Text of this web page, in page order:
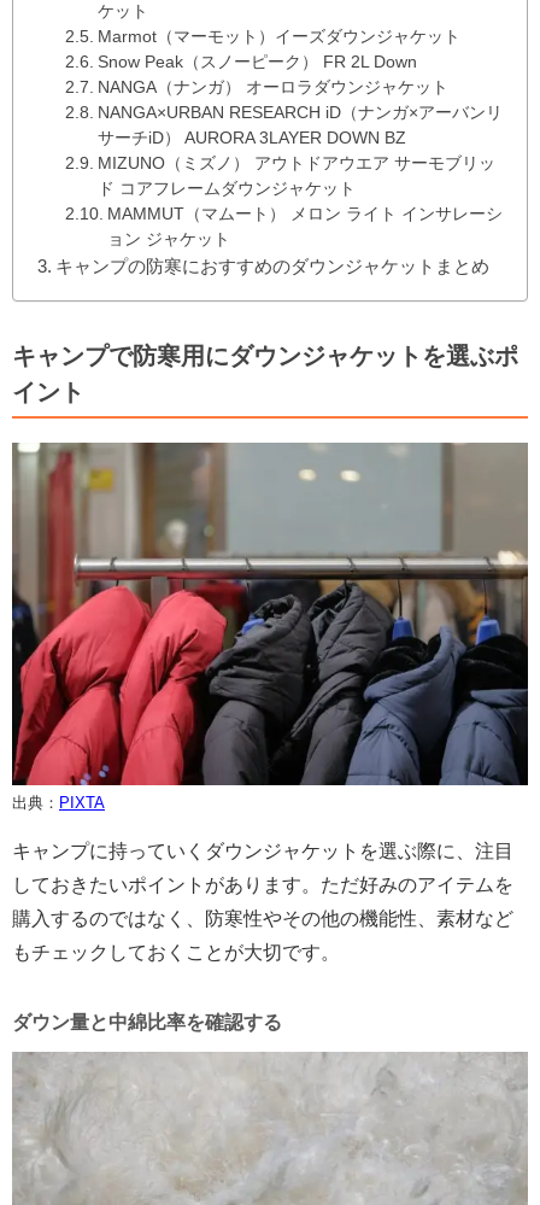
ケット
Marmot（マーモット）イーズダウンジャケット
Snow Peak（スノーピーク） FR 2L Down
NANGA（ナンガ） オーロラダウンジャケット
NANGA×URBAN RESEARCH iD（ナンガ×アーバンリ
サーチiD） AURORA 3LAYER DOWN BZ
MIZUNO（ミズノ） アウトドアウエア サーモブリッ
ド コアフレームダウンジャケット
MAMMUT（マムート） メロン ライト インサレーシ
ョン ジャケット
キャンプの防寒におすすめのダウンジャケットまとめ
キャンプで防寒用にダウンジャケットを選ぶポ
イント
出典： PIXTA
キャンプに持っていくダウンジャケットを選ぶ際に、注目
しておきたいポイントがあります。ただ好みのアイテムを
購入するのではなく、防寒性やその他の機能性、素材など
もチェックしておくことが大切です。
ダウン量と中綿比率を確認する